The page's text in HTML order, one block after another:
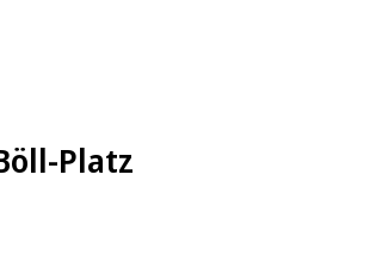
Platz